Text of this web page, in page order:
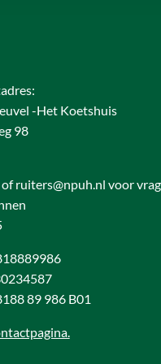
-Het Koetshuis
98
ruiters@npuh.nl voor
89 986 B01